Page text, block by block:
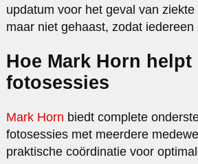
updatum voor het geval van
maar niet gehaast, zodat
Hoe Mark Horn
fotosessies
Mark Horn biedt complete
fotosessies met meerdere
praktische coördinatie voor